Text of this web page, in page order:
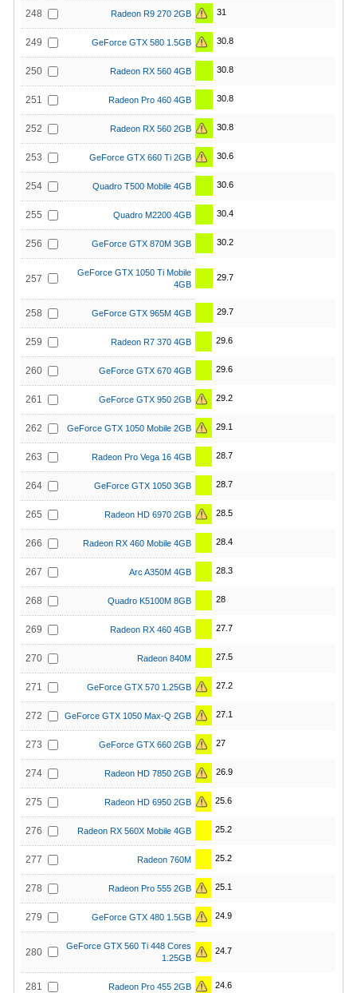
248 Radeon R9 270 2GB 31
249 GeForce GTX 580 1.5GB 30.8
250 Radeon RX 560 4GB 30.8
251 Radeon Pro 460 4GB 30.8
252 Radeon RX 560 2GB 30.8
253 GeForce GTX 660 Ti 2GB 30.6
254 Quadro T500 Mobile 4GB 30.6
255 Quadro M2200 4GB 30.4
256 GeForce GTX 870M 3GB 30.2
257
GeForce GTX 1050 Ti Mobile
4GB
29.7
258 GeForce GTX 965M 4GB 29.7
259 Radeon R7 370 4GB 29.6
260 GeForce GTX 670 4GB 29.6
261 GeForce GTX 950 2GB 29.2
262 GeForce GTX 1050 Mobile 2GB 29.1
263 Radeon Pro Vega 16 4GB 28.7
264 GeForce GTX 1050 3GB 28.7
265 Radeon HD 6970 2GB 28.5
266 Radeon RX 460 Mobile 4GB 28.4
267 Arc A350M 4GB 28.3
268 Quadro K5100M 8GB 28
269 Radeon RX 460 4GB 27.7
270 Radeon 840M 27.5
271 GeForce GTX 570 1.25GB 27.2
272 GeForce GTX 1050 Max-Q 2GB 27.1
273 GeForce GTX 660 2GB 27
274 Radeon HD 7850 2GB 26.9
275 Radeon HD 6950 2GB 25.6
276 Radeon RX 560X Mobile 4GB 25.2
277 Radeon 760M 25.2
278 Radeon Pro 555 2GB 25.1
279 GeForce GTX 480 1.5GB 24.9
280
GeForce GTX 560 Ti 448 Cores
1.25GB
24.7
281 Radeon Pro 455 2GB 24.6